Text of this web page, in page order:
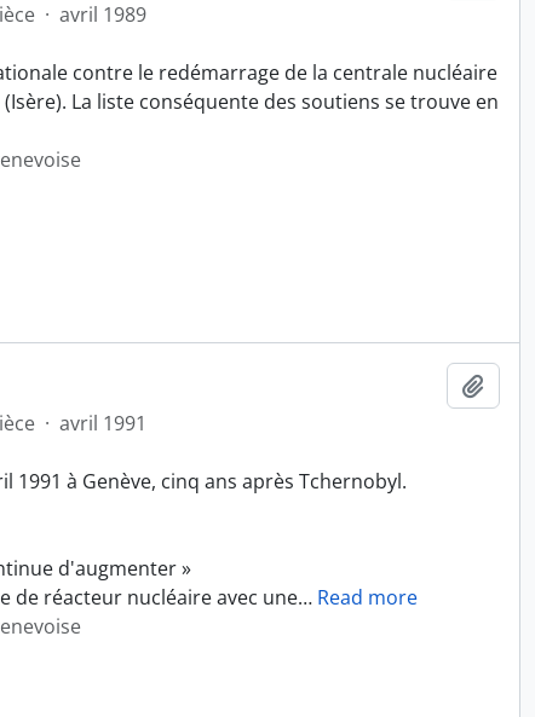
· avril 1989
contre le redémarrage de la centrale nucléaire
La liste conséquente des soutiens se trouve en
· avril 1991
à Genève, cinq ans après Tchernobyl.
d'augmenter »
de réacteur nucléaire avec une… Read more